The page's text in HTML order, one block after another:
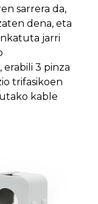
sarrera da,
dena, eta
jarri
3 pinza
trifasikoen
kable